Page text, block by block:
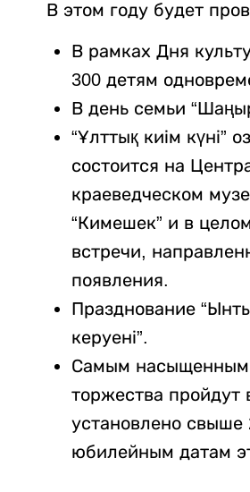
В этом году будет
В рамках Дня
300 детям
В день семьи
“Ұлттық киім күні”
состоится на
краеведческом
“Кимешек” и в
встречи,
появления.
Празднование
керуені”.
Самым насыщенным
торжества пройдут
установлено
юбилейным датам